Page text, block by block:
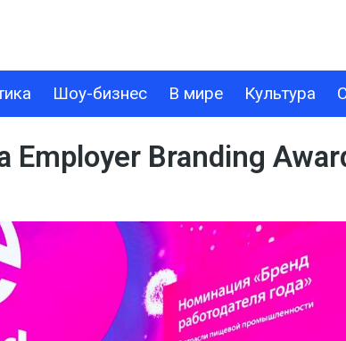
Шоу-бизнес В мире Культура
В МИРЕ КУЛЬТУРА СПОРТ ЗДОРОВЬЕ
Employer Branding